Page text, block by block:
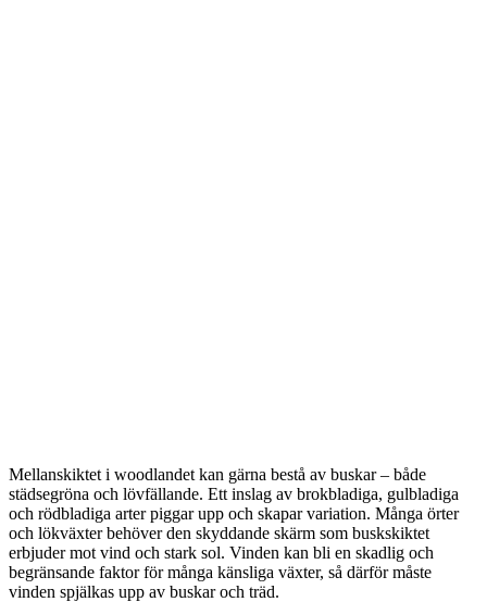
Mellanskiktet i woodlandet kan gärna bestå av buskar – både
städsegröna och lövfällande. Ett inslag av brokbladiga, gulbladiga
och rödbladiga arter piggar upp och skapar variation. Många örter
och lökväxter behöver den skyddande skärm som buskskiktet
erbjuder mot vind och stark sol. Vinden kan bli en skadlig och
begränsande faktor för många känsliga växter, så därför måste
vinden spjälkas upp av buskar och träd.